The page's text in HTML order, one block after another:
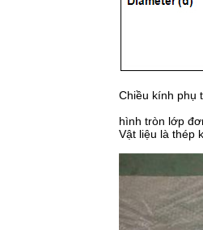
Chiều kính phụ
hình tròn lớp
Vật liệu là thép